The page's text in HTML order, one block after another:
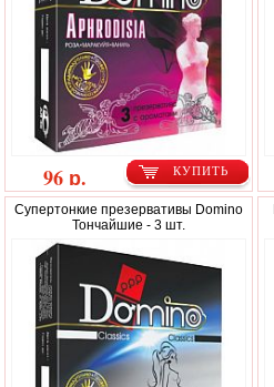
КУПИТЬ
96 р.
Супертонкие презервативы Domino
Тончайшие - 3 шт.